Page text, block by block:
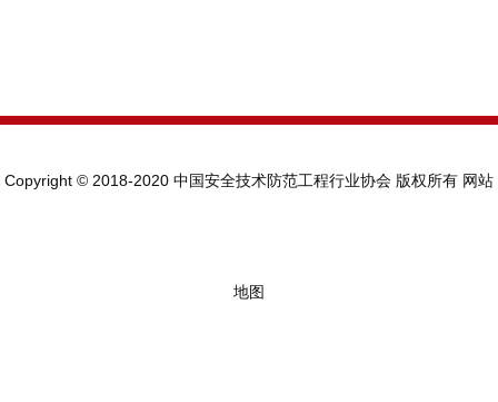
Copyright © 2018-2020 中国安全技术防范工程行业协会 版权所有 网站
地图